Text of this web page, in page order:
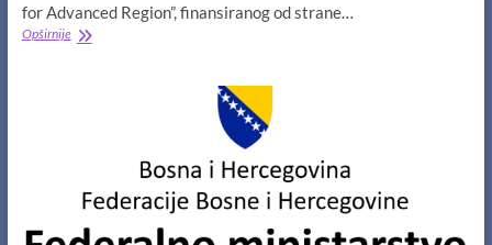
for Advanced Region”, finansiranog od strane…
OpširnijezEKOn